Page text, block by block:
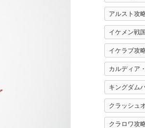
アルスト攻
イケメン戦
イケラブ攻
カルディア
キングダム
クラッシュ
クラロワ攻